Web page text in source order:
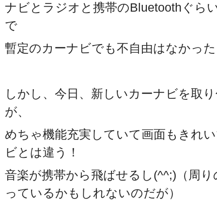
ナビとラジオと携帯のBluetoothぐら
で
暫定のカーナビでも不自由はなかっ
しかし、今日、新しいカーナビを取
が、
めちゃ機能充実していて画面もきれ
ビとは違う！
音楽が携帯から飛ばせるし(^^;)（周
っているかもしれないのだが）